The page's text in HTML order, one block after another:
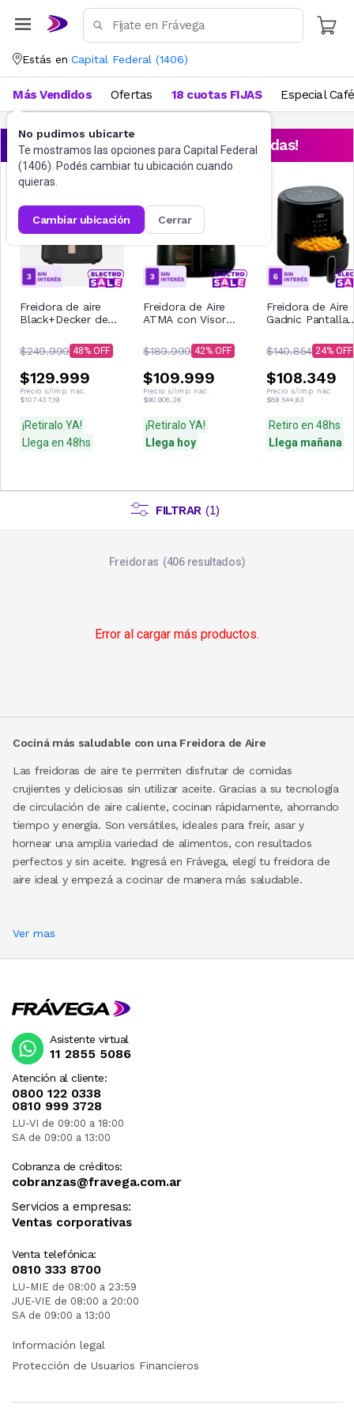
Estás en Capital Federal (1406)
No pudimos ubicarte
Te mostramos las opciones para Capital Federal
(1406). Podés cambiar tu ubicación cuando
quieras.
cambiar ubicación cerrar
Más Vendidos Ofertas 18 cuotas FIJAS Especial Café
¡Aprovechá las ofertas destacadas!
Freidora de aire
Black+Decker de
1BDAR
$249.999 48
$129.999
Precio s/imp. nac.
$107.437,19
¡Retiralo YA!
Llega en 48hs
Freidora de Aire
ATMA con Visor
Negro
$189.999 42
$109.999
Precio s/imp. nac.
$90.908,26
¡Retiralo YA!
Llega hoy
Freidora de Aire
Gadnic Pantalla
litros
$140.854 24
$108.349
Precio s/imp. nac.
$89.544,63
Retiro en 48hs
Llega mañana
FILTRAR (1)
Freidoras 406resultados
Error al cargar más productos.
Cociná más saludable con una Freidora de Aire
Las freidoras de aire te permiten disfrutar de comidas
crujientes y deliciosas sin utilizar aceite. Gracias a su tecnología
de circulación de aire caliente, cocinan rápidamente, ahorrando
tiempo y energía. Son versátiles, ideales para freír, asar y
hornear una amplia variedad de alimentos, con resultados
perfectos y sin aceite. Ingresá en Frávega, elegí tu freidora de
aire ideal y empezá a cocinar de manera más saludable.
Ver mas
Atención al cliente:
0800 122 0338
0810 999 3728
LU-VI de 09:00 a 18:00
SA de 09:00 a 13:00
Cobranza de créditos:
cobranzas@fravega.com.ar
Servicios a empresas:
Ventas corporativas
Venta telefónica:
0810 333 8700
LU-MIE de 08:00 a 23:59
JUE-VIE de 08:00 a 20:00
SA de 09:00 a 13:00
Asistente virtual
11 2855 5086
Información legal
Protección de Usuarios Financieros